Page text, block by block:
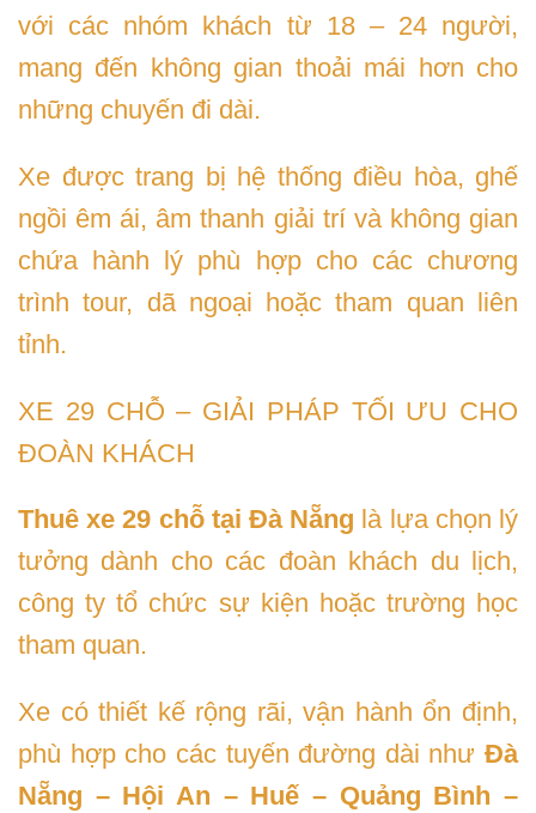
với các nhóm khách từ 18 – 24 người,
mang đến không gian thoải mái hơn cho
những chuyến đi dài.
Xe được trang bị hệ thống điều hòa, ghế
ngồi êm ái, âm thanh giải trí và không gian
chứa hành lý phù hợp cho các chương
trình tour, dã ngoại hoặc tham quan liên
tỉnh.
XE 29 CHỖ – GIẢI PHÁP TỐI ƯU CHO
ĐOÀN KHÁCH
Thuê xe 29 chỗ tại Đà Nẵng là lựa chọn lý
tưởng dành cho các đoàn khách du lịch,
công ty tổ chức sự kiện hoặc trường học
tham quan.
Xe có thiết kế rộng rãi, vận hành ổn định,
phù hợp cho các tuyến đường dài như Đà
Nẵng – Hội An – Huế – Quảng Bình –